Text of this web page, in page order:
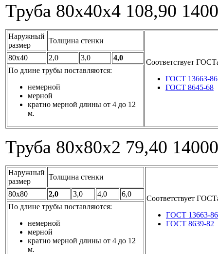
Труба 80x40x4 108,90
Наружный
размер
Толщина стенки
Соответствует
ГОСТ 13663-86
ГОСТ 8645-68
80x40 2,0 3,0
4,0
По длине трубы поставляются:
немерной
мерной
кратно мерной длины от 4 до 12
м.
Труба 80x80x2 79,40 14000
Наружный
размер
Толщина стенки
Соответствует
ГОСТ 13663-86
ГОСТ 8639-82
80x80 2,0 3,0 4,0
6,0
По длине трубы поставляются:
немерной
мерной
кратно мерной длины от 4 до 12
м.